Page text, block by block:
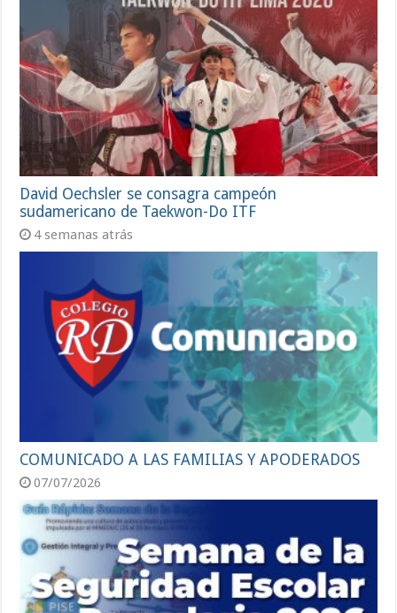
David Oechsler se consagra campeón
sudamericano de Taekwon-Do ITF
4 semanas atrás
COMUNICADO A LAS FAMILIAS Y APODERADOS
07/07/2026